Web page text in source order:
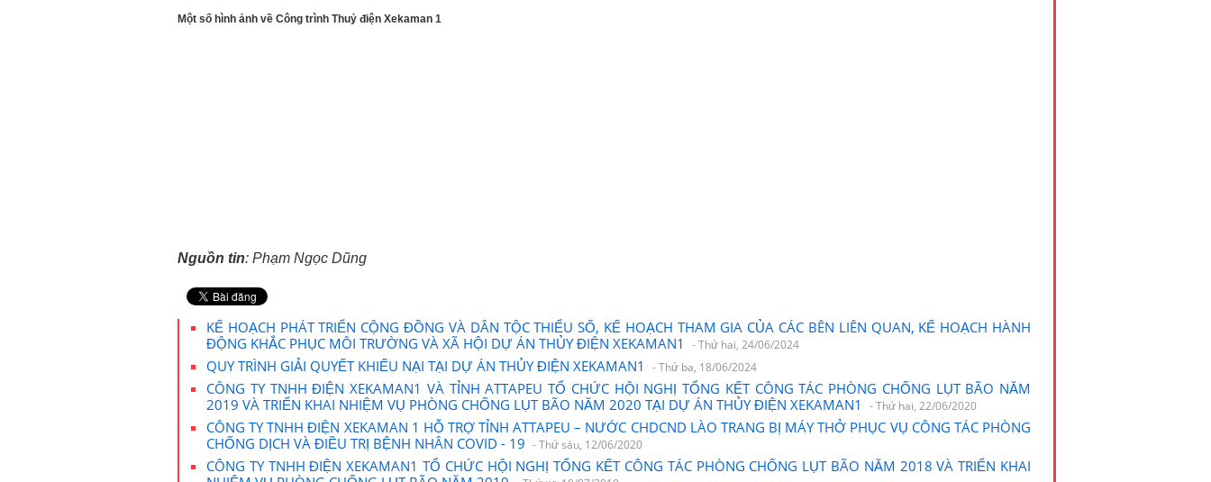
Một số hình ảnh về Công trình Thuỷ điện Xekaman 1
Nguồn tin: Phạm Ngọc Dũng
KẾ HOẠCH PHÁT TRIỂN CỘNG ĐỒNG VÀ DÂN TỘC THIỂU SỐ, KẾ HOẠCH THAM GIA CỦA CÁC BÊN LIÊN QUAN, KẾ HOẠCH HÀNH
ĐỘNG KHẮC PHỤC MÔI TRƯỜNG VÀ XÃ HỘI DỰ ÁN THỦY ĐIỆN XEKAMAN1 - Thứ hai, 24/06/2024
QUY TRÌNH GIẢI QUYẾT KHIẾU NẠI TẠI DỰ ÁN THỦY ĐIỆN XEKAMAN1 - Thứ ba, 18/06/2024
CÔNG TY TNHH ĐIỆN XEKAMAN1 VÀ TỈNH ATTAPEU TỔ CHỨC HỘI NGHỊ TỔNG KẾT CÔNG TÁC PHÒNG CHỐNG LỤT BÃO NĂM
2019 VÀ TRIỂN KHAI NHIỆM VỤ PHÒNG CHỐNG LỤT BÃO NĂM 2020 TẠI DỰ ÁN THỦY ĐIỆN XEKAMAN1 - Thứ hai, 22/06/2020
CÔNG TY TNHH ĐIỆN XEKAMAN 1 HỖ TRỢ TỈNH ATTAPEU – NƯỚC CHDCND LÀO TRANG BỊ MÁY THỞ PHỤC VỤ CÔNG TÁC PHÒNG
CHỐNG DỊCH VÀ ĐIỀU TRỊ BỆNH NHÂN COVID - 19 - Thứ sáu, 12/06/2020
CÔNG TY TNHH ĐIỆN XEKAMAN1 TỔ CHỨC HỘI NGHỊ TỔNG KẾT CÔNG TÁC PHÒNG CHỐNG LỤT BÃO NĂM 2018 VÀ TRIỂN KHAI